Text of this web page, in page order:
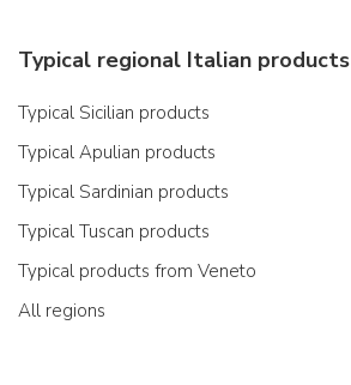
Typical regional Italian products
Typical Sicilian products
Typical Apulian products
Typical Sardinian products
Typical Tuscan products
Typical products from Veneto
All regions